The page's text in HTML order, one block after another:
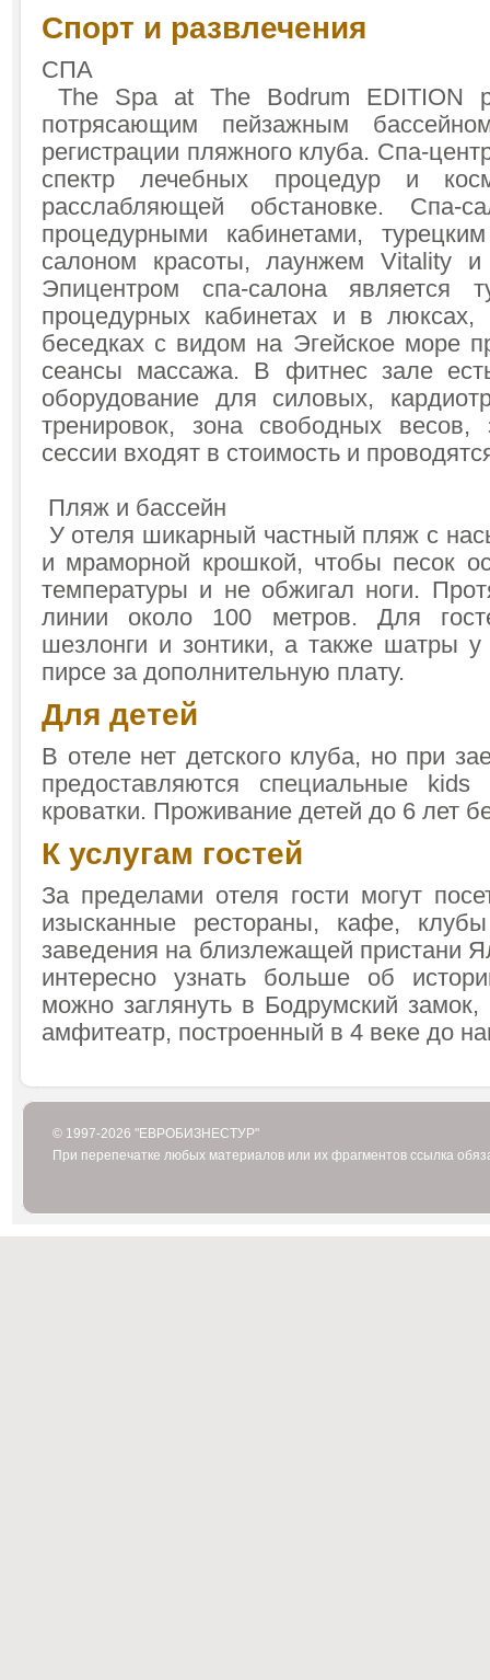
Спорт и развлечения
СПА
The Spa at The Bodrum EDITION
потрясающим пейзажным
регистрации пляжного клуба. Спа-
спектр лечебных процедур и
расслабляющей обстановке. Спа-
процедурными кабинетами,
салоном красоты, лаунжем Vitality
Эпицентром спа-салона является
процедурных кабинетах и в
беседках с видом на Эгейское море
сеансы массажа. В фитнес зале
оборудование для силовых,
тренировок, зона свободных весов,
сессии входят в стоимость и
Пляж и бассейн
У отеля шикарный частный пляж с
и мраморной крошкой, чтобы песок
температуры и не обжигал ноги.
линии около 100 метров. Для
шезлонги и зонтики, а также шатры
пирсе за дополнительную плату.
Для детей
В отеле нет детского клуба, но при
предоставляются специальные
кроватки. Проживание детей до 6 лет
К услугам гостей
За пределами отеля гости могут
изысканные рестораны, кафе,
заведения на близлежащей пристани
интересно узнать больше об
можно заглянуть в Бодрумский замок,
амфитеатр, построенный в 4 веке до
© 1997-2026 "ЕВРОБИЗНЕСТУР"
При перепечатке любых материалов или их фрагментов ссылка